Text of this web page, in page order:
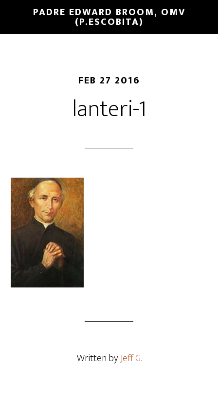
PADRE EDWARD BROOM, OMV
(P.ESCOBITA)
FEB 27 2016
lanteri-1
Written byJeff G.